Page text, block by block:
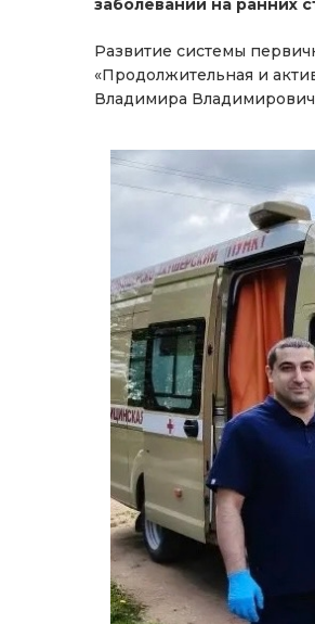
заболеваний на ранних
Развитие системы
«Продолжительная и
Владимира